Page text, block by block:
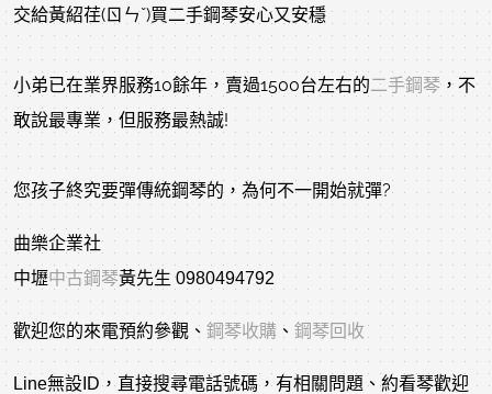
交給黃紹荏(ㄖㄣˇ)買二手鋼琴安心又安穩
小弟已在業界服務10餘年，賣過1500台左右的二手鋼琴，不
敢說最專業，但服務最熱誠!
您孩子終究要彈傳統鋼琴的，為何不一開始就彈?
曲樂企業社
中壢中古鋼琴黃先生 0980494792
歡迎您的來電預約參觀、 鋼琴收購 、 鋼琴回收
Line無設ID，直接搜尋電話號碼，有相關問題、約看琴歡迎